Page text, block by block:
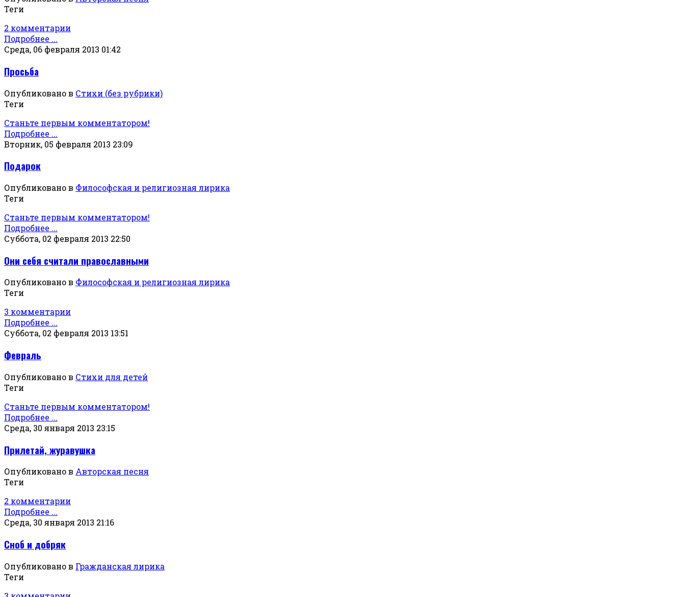
Теги
2 комментарии
Подробнее ...
Среда, 06 февраля 2013 01:42
Просьба
Опубликовано в Стихи (без рубрики)
Теги
Станьте первым комментатором!
Подробнее ...
Вторник, 05 февраля 2013 23:09
Подарок
Опубликовано в Философская и религиозная лирика
Теги
Станьте первым комментатором!
Подробнее ...
Суббота, 02 февраля 2013 22:50
Они себя считали православными
Опубликовано в Философская и религиозная лирика
Теги
3 комментарии
Подробнее ...
Суббота, 02 февраля 2013 13:51
Февраль
Опубликовано в Стихи для детей
Теги
Станьте первым комментатором!
Подробнее ...
Среда, 30 января 2013 23:15
Прилетай, журавушка
Опубликовано в Авторская песня
Теги
2 комментарии
Подробнее ...
Среда, 30 января 2013 21:16
Сноб и добряк
Опубликовано в Гражданская лирика
Теги